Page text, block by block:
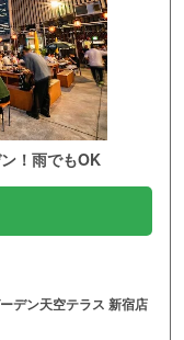
！雨でもOK
デン天空テラス 新宿店